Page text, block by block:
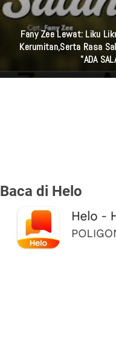
Fany Zee Lewat: Liku
Kerumitan,serta Rasa
"ADA
Baca di Helo